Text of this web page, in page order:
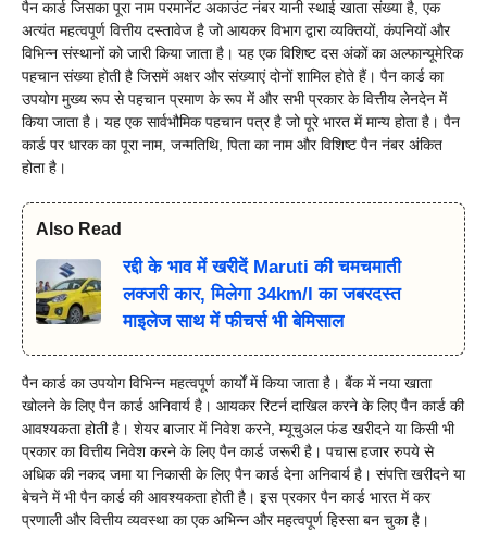
पैन कार्ड जिसका पूरा नाम परमानेंट अकाउंट नंबर यानी स्थाई खाता संख्या है, एक
अत्यंत महत्वपूर्ण वित्तीय दस्तावेज है जो आयकर विभाग द्वारा व्यक्तियों, कंपनियों और
विभिन्न संस्थानों को जारी किया जाता है। यह एक विशिष्ट दस अंकों का अल्फान्यूमेरिक
पहचान संख्या होती है जिसमें अक्षर और संख्याएं दोनों शामिल होते हैं। पैन कार्ड का
उपयोग मुख्य रूप से पहचान प्रमाण के रूप में और सभी प्रकार के वित्तीय लेनदेन में
किया जाता है। यह एक सार्वभौमिक पहचान पत्र है जो पूरे भारत में मान्य होता है। पैन
कार्ड पर धारक का पूरा नाम, जन्मतिथि, पिता का नाम और विशिष्ट पैन नंबर अंकित
होता है।
Also Read
रद्दी के भाव में खरीदें Maruti की चमचमाती
लक्जरी कार, मिलेगा 34km/l का जबरदस्त
माइलेज साथ में फीचर्स भी बेमिसाल
पैन कार्ड का उपयोग विभिन्न महत्वपूर्ण कार्यों में किया जाता है। बैंक में नया खाता
खोलने के लिए पैन कार्ड अनिवार्य है। आयकर रिटर्न दाखिल करने के लिए पैन कार्ड की
आवश्यकता होती है। शेयर बाजार में निवेश करने, म्यूचुअल फंड खरीदने या किसी भी
प्रकार का वित्तीय निवेश करने के लिए पैन कार्ड जरूरी है। पचास हजार रुपये से
अधिक की नकद जमा या निकासी के लिए पैन कार्ड देना अनिवार्य है। संपत्ति खरीदने या
बेचने में भी पैन कार्ड की आवश्यकता होती है। इस प्रकार पैन कार्ड भारत में कर
प्रणाली और वित्तीय व्यवस्था का एक अभिन्न और महत्वपूर्ण हिस्सा बन चुका है।